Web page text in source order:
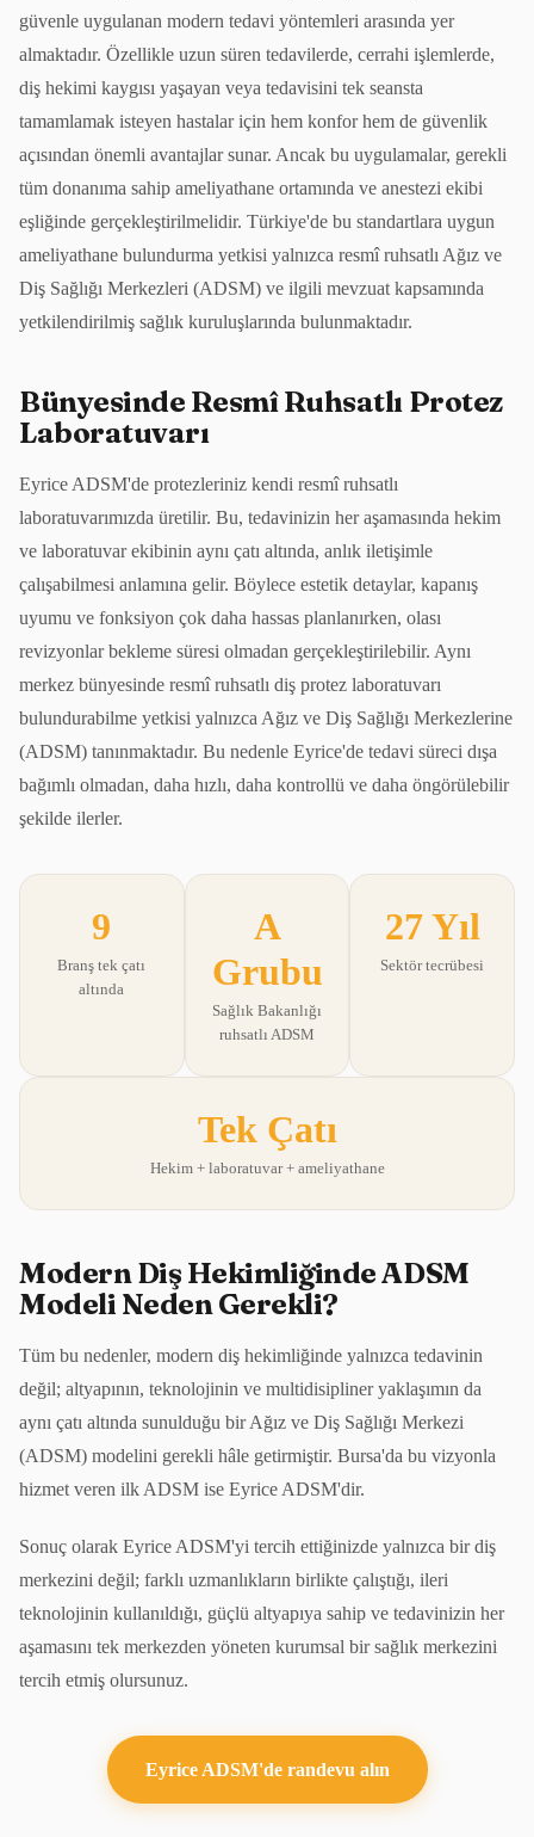
güvenle uygulanan modern tedavi yöntemleri arasında yer
almaktadır. Özellikle uzun süren tedavilerde, cerrahi işlemlerde,
diş hekimi kaygısı yaşayan veya tedavisini tek seansta
tamamlamak isteyen hastalar için hem konfor hem de güvenlik
açısından önemli avantajlar sunar. Ancak bu uygulamalar, gerekli
tüm donanıma sahip ameliyathane ortamında ve anestezi ekibi
eşliğinde gerçekleştirilmelidir. Türkiye'de bu standartlara uygun
ameliyathane bulundurma yetkisi yalnızca resmî ruhsatlı Ağız ve
Diş Sağlığı Merkezleri (ADSM) ve ilgili mevzuat kapsamında
yetkilendirilmiş sağlık kuruluşlarında bulunmaktadır.
Bünyesinde Resmî Ruhsatlı Protez
Laboratuvarı
Eyrice ADSM'de protezleriniz kendi resmî ruhsatlı
laboratuvarımızda üretilir. Bu, tedavinizin her aşamasında hekim
ve laboratuvar ekibinin aynı çatı altında, anlık iletişimle
çalışabilmesi anlamına gelir. Böylece estetik detaylar, kapanış
uyumu ve fonksiyon çok daha hassas planlanırken, olası
revizyonlar bekleme süresi olmadan gerçekleştirilebilir. Aynı
merkez bünyesinde resmî ruhsatlı diş protez laboratuvarı
bulundurabilme yetkisi yalnızca Ağız ve Diş Sağlığı Merkezlerine
(ADSM) tanınmaktadır. Bu nedenle Eyrice'de tedavi süreci dışa
bağımlı olmadan, daha hızlı, daha kontrollü ve daha öngörülebilir
şekilde ilerler.
9
Branş tek çatı
altında
A
Grubu
Sağlık Bakanlığı
ruhsatlı ADSM
27 Yıl
Sektör tecrübesi
Tek Çatı
Hekim + laboratuvar + ameliyathane
Modern Diş Hekimliğinde ADSM
Modeli Neden Gerekli?
Tüm bu nedenler, modern diş hekimliğinde yalnızca tedavinin
değil; altyapının, teknolojinin ve multidisipliner yaklaşımın da
aynı çatı altında sunulduğu bir Ağız ve Diş Sağlığı Merkezi
(ADSM) modelini gerekli hâle getirmiştir. Bursa'da bu vizyonla
hizmet veren ilk ADSM ise Eyrice ADSM'dir.
Sonuç olarak Eyrice ADSM'yi tercih ettiğinizde yalnızca bir diş
merkezini değil; farklı uzmanlıkların birlikte çalıştığı, ileri
teknolojinin kullanıldığı, güçlü altyapıya sahip ve tedavinizin her
aşamasını tek merkezden yöneten kurumsal bir sağlık merkezini
tercih etmiş olursunuz.
Eyrice ADSM'de randevu alın